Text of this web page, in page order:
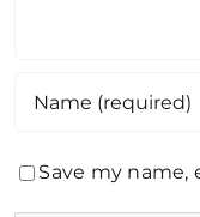
Save my